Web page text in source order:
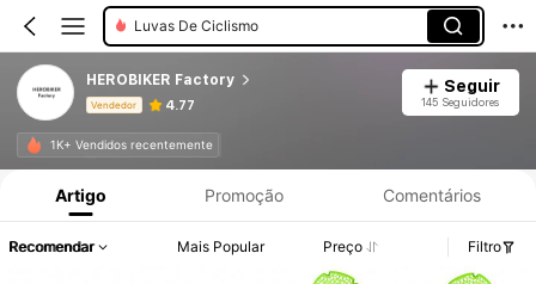
Luvas De Ciclismo
HEROBIKER Factory
Vendedor 4.77
Seguir
145 Seguidores
1K+ Vendidos recentemente
Informações do Produto: Divulgação de Preço, Vendas e Detalhes de Stock.
Artigo Promoção Comentários
Recomendar Mais Popular Preço Filtro